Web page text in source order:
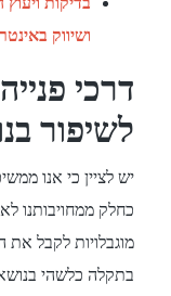
ושיווק
דרכי
לשיפור
יש לציין כי אנו
כחלק ממחויבותנו
מוגבלויות לקבל את
בתקלה כלשהי